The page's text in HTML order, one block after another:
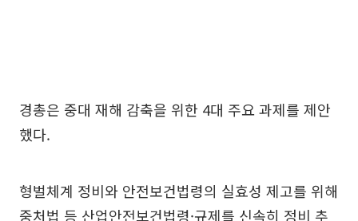
경총은 중대 재해 감축을 위한 4대 주요 과제를 제안
했다.
형벌체계 정비와 안전보건법령의 실효성 제고를 위해
중처법 등 산업안전보건법령·규제를 신속히 정비 추